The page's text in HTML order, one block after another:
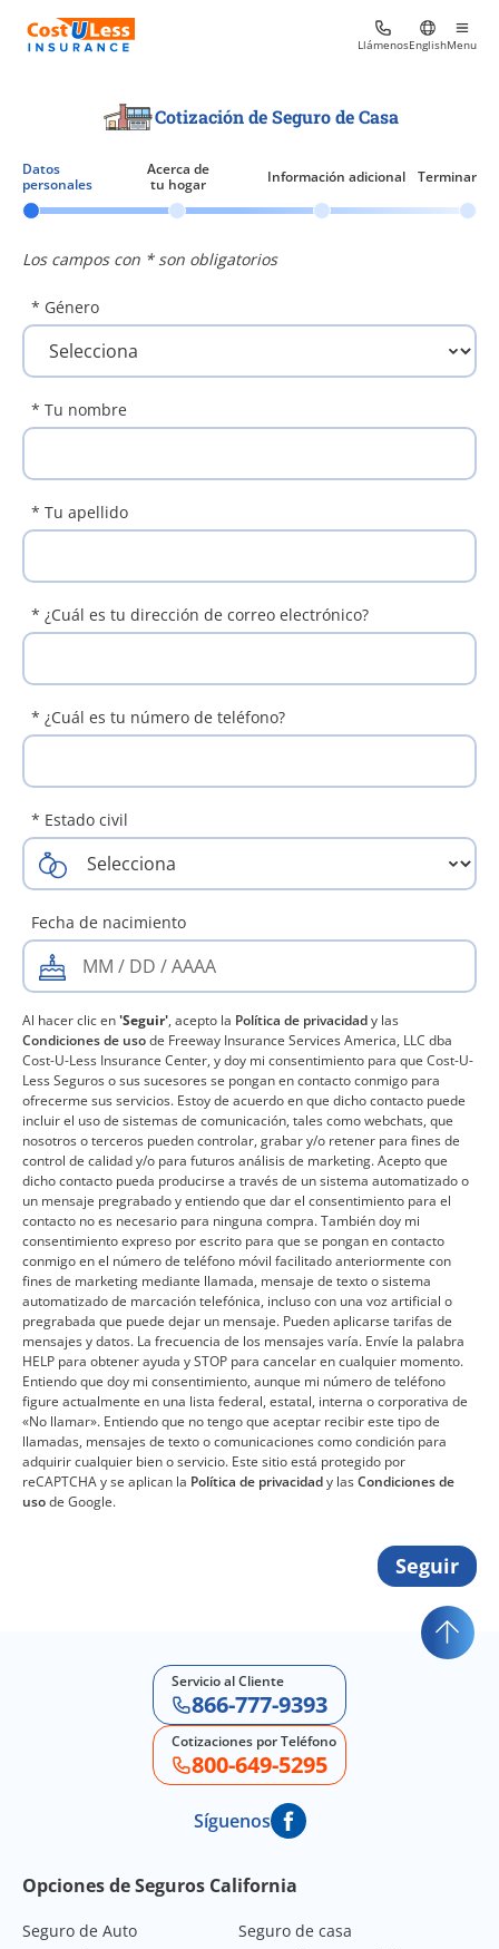
LlámenosEnglishMenu
Cotización de Seguro de Casa
Datos
personales
Acerca de
tu hogar
Información adicional Terminar
Los campos con * son obligatorios
* Género
* Tu nombre
* Tu apellido
* ¿Cuál es tu dirección de correo electrónico?
* ¿Cuál es tu número de teléfono?
* Estado civil
Fecha de nacimiento
Al hacer clic en'Seguir', acepto la Política de privacidady las
Condiciones de usode Freeway Insurance Services America, LLC dba
Cost-U-Less Insurance Center, y doy mi consentimiento para que Cost-U-
Less Seguros o sus sucesores se pongan en contacto conmigo para
ofrecerme sus servicios. Estoy de acuerdo en que dicho contacto puede
incluir el uso de sistemas de comunicación, tales como webchats, que
nosotros o terceros pueden controlar, grabar y/o retener para fines de
control de calidad y/o para futuros análisis de marketing. Acepto que
dicho contacto pueda producirse a través de un sistema automatizado o
un mensaje pregrabado y entiendo que dar el consentimiento para el
contacto no es necesario para ninguna compra. También doy mi
consentimiento expreso por escrito para que se pongan en contacto
conmigo en el número de teléfono móvil facilitado anteriormente con
fines de marketing mediante llamada, mensaje de texto o sistema
automatizado de marcación telefónica, incluso con una voz artificial o
pregrabada que puede dejar un mensaje. Pueden aplicarse tarifas de
mensajes y datos. La frecuencia de los mensajes varía. Envíe la palabra
HELP para obtener ayuda y STOP para cancelar en cualquier momento.
Entiendo que doy mi consentimiento, aunque mi número de teléfono
figure actualmente en una lista federal, estatal, interna o corporativa de
«No llamar». Entiendo que no tengo que aceptar recibir este tipo de
llamadas, mensajes de texto o comunicaciones como condición para
adquirir cualquier bien o servicio. Este sitio está protegido por
reCAPTCHA y se aplican la Política de privacidady lasCondiciones de
usode Google.
Seguir
Servicio al Cliente
866-777-9393
Cotizaciones por Teléfono
800-649-5295
Síguenos
Footer Navigation
Opciones de Seguros California
Seguro de Auto
Seguro de casa